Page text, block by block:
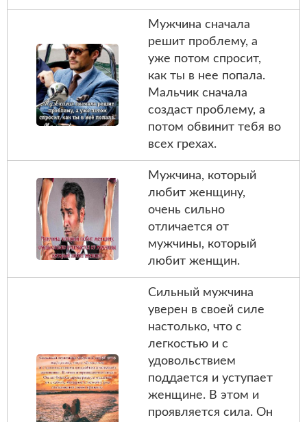
Мужчина сначала
решит проблему, а
уже потом спросит,
как ты в нее попала.
Мальчик сначала
создаст проблему, а
потом обвинит тебя во
всех грехах.
Мужчина, который
любит женщину,
очень сильно
отличается от
мужчины, который
любит женщин.
Сильный мужчина
уверен в своей силе
настолько, что с
легкостью и с
удовольствием
поддается и уступает
женщине. В этом и
проявляется сила. Он